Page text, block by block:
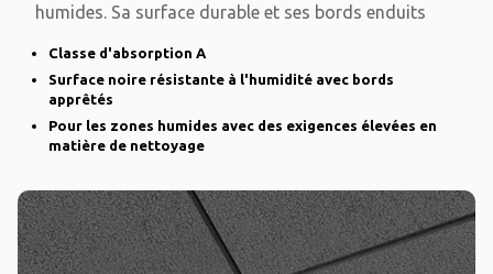
humides. Sa surface durable et ses bords enduits
Classe d'absorption A
Surface noire résistante à l'humidité avec bords
apprêtés
Pour les zones humides avec des exigences élevées en
matière de nettoyage